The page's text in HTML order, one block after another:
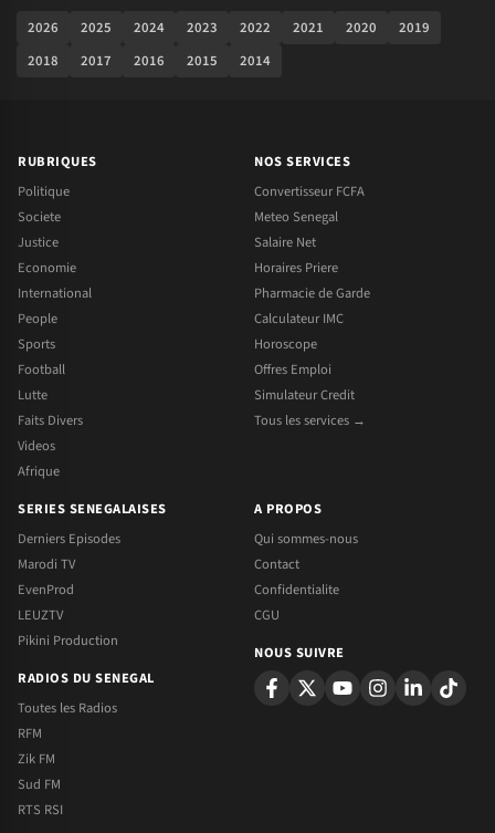
2026 2025 2024 2023 2022 2021 2020
2019
2018
2017 2016 2015 2014
RUBRIQUES
Politique
Societe
Justice
Economie
International
People
Sports
Football
Lutte
Faits Divers
Videos
Afrique
NOS SERVICES
Convertisseur FCFA
Meteo Senegal
Salaire Net
Horaires Priere
Pharmacie de Garde
Calculateur IMC
Horoscope
Offres Emploi
Simulateur Credit
Tous les services →
SERIES SENEGALAISES
Derniers Episodes
Marodi TV
EvenProd
LEUZTV
Pikini Production
RADIOS DU SENEGAL
Toutes les Radios
RFM
Zik FM
Sud FM
RTS RSI
A PROPOS
Qui sommes-nous
Contact
Confidentialite
CGU
NOUS SUIVRE